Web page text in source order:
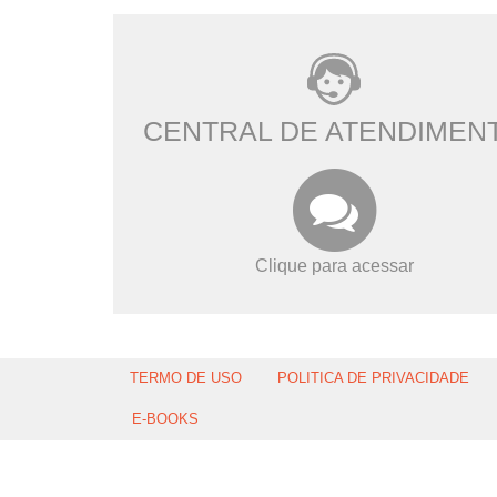
CENTRAL DE
Clique para acessar
TERMO DE USO POLITICA DE PRIVACIDADE
E-BOOKS